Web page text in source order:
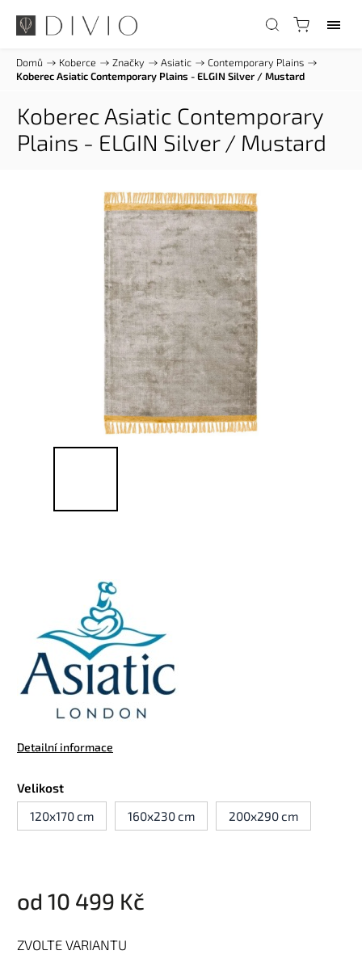
Domů / Koberce / Značky / Asiatic / Contemporary Plains /
Koberec Asiatic Contemporary Plains - ELGIN Silver / Mustard
Koberec Asiatic Contemporary
Plains - ELGIN Silver / Mustard
Detailní informace
Velikost
120x170 cm
160x230 cm 200x290 cm
od 10 499 Kč
ZVOLTE VARIANTU